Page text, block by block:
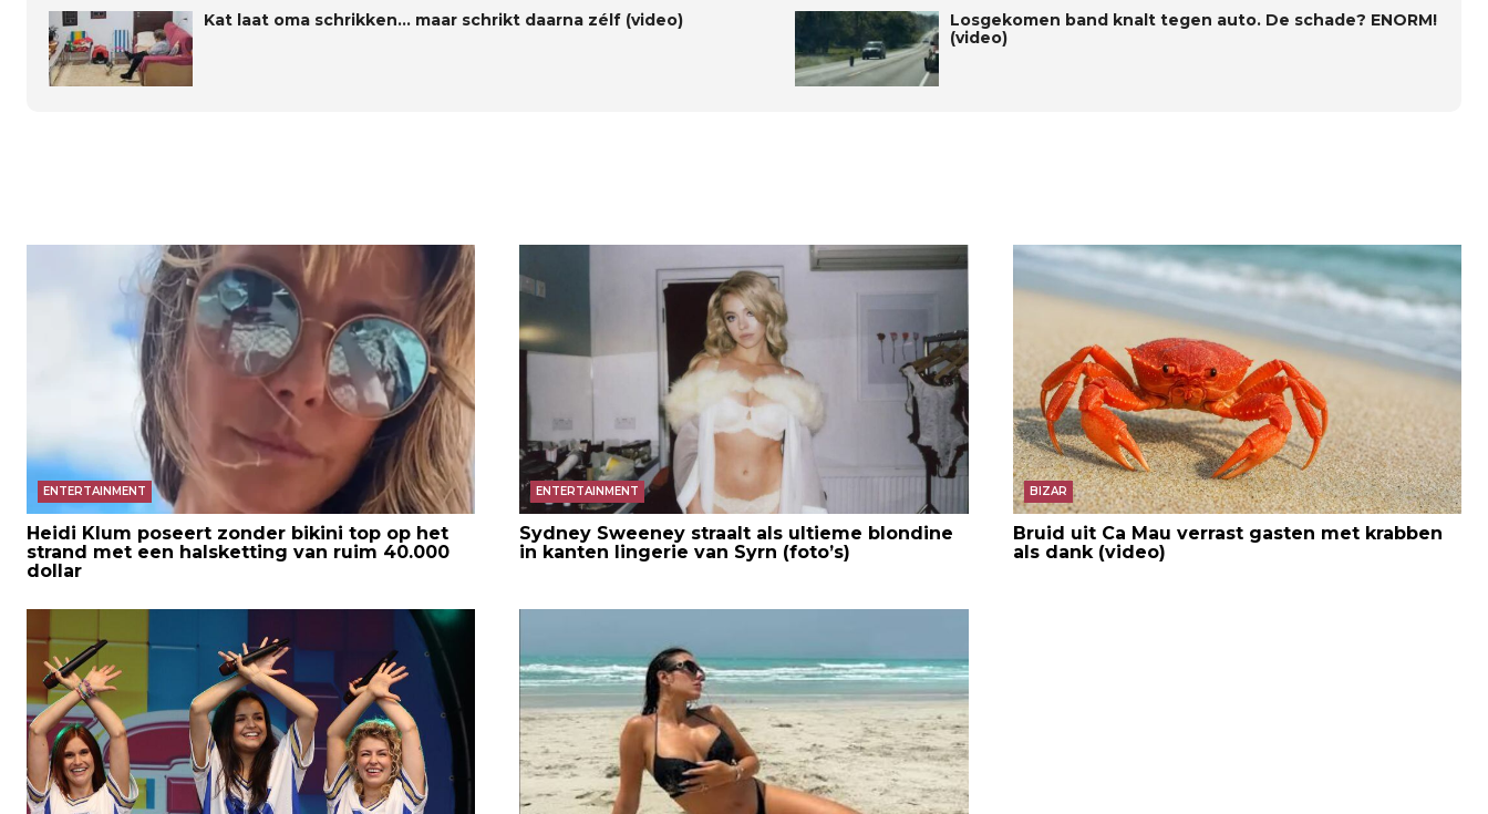
Kat laat oma schrikken… maar schrikt daarna zélf (video)
Losgekomen band knalt tegen auto. De schade? ENORM!
(video)
ENTERTAINMENT
Heidi Klum poseert zonder bikini top op het
strand met een halsketting van ruim 40.000
dollar
ENTERTAINMENT
Sydney Sweeney straalt als ultieme blondine
in kanten lingerie van Syrn (foto’s)
BIZAR
Bruid uit Ca Mau verrast gasten met krabben
als dank (video)